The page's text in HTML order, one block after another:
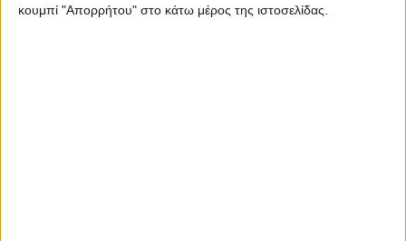
κουμπί "Απορρήτου" στο κάτω μέρος της ιστοσελίδας.
χαρακτηριστικά των προσώπων τους με μάσκες σιλικόνης και